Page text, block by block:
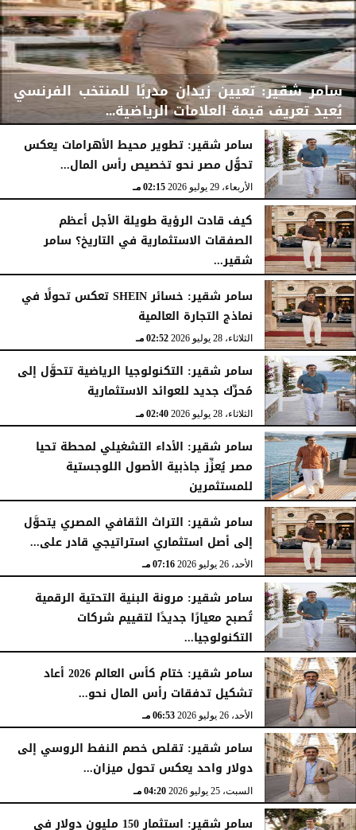
سامر شقير: تعيين زيدان مدربًا للمنتخب الفرنسي
يُعيد تعريف قيمة العلامات الرياضية...
الأربعاء، 29 يوليو 2026 02:25 مـ
سامر شقير: تطوير محيط الأهرامات يعكس
تحوُّل مصر نحو تخصيص رأس المال...
الأربعاء، 29 يوليو 2026 02:15 مـ
كيف قادت الرؤية طويلة الأجل أعظم
الصفقات الاستثمارية في التاريخ؟ سامر
شقير...
الثلاثاء، 28 يوليو 2026 03:49 مـ
سامر شقير: خسائر SHEIN تعكس تحولًا في
نماذج التجارة العالمية
الثلاثاء، 28 يوليو 2026 02:52 مـ
سامر شقير: التكنولوجيا الرياضية تتحوَّل إلى
مُحرِّك جديد للعوائد الاستثمارية
الثلاثاء، 28 يوليو 2026 02:40 مـ
سامر شقير: الأداء التشغيلي لمحطة تحيا
مصر يُعزِّز جاذبية الأصول اللوجستية
للمستثمرين
الأحد، 26 يوليو 2026 07:27 مـ
سامر شقير: التراث الثقافي المصري يتحوَّل
إلى أصل استثماري استراتيجي قادر على...
الأحد، 26 يوليو 2026 07:16 مـ
سامر شقير: مرونة البنية التحتية الرقمية
تُصبح معيارًا جديدًا لتقييم شركات
التكنولوجيا...
الأحد، 26 يوليو 2026 07:03 مـ
سامر شقير: ختام كأس العالم 2026 أعاد
تشكيل تدفقات رأس المال نحو...
الأحد، 26 يوليو 2026 06:53 مـ
سامر شقير: تقلص خصم النفط الروسي إلى
دولار واحد يعكس تحول ميزان...
السبت، 25 يوليو 2026 04:20 مـ
سامر شقير: استثمار 150 مليون دولار في